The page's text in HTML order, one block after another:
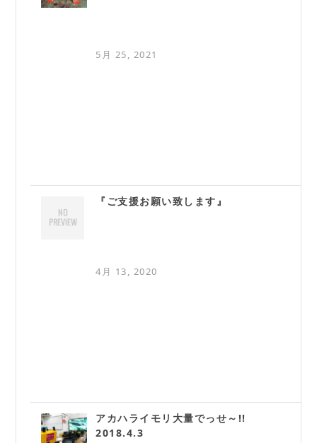
5月 25, 2021
『ご支援お願い致します』
4月 13, 2020
アカハライモリ大量でっせ～!!
2018.4.3